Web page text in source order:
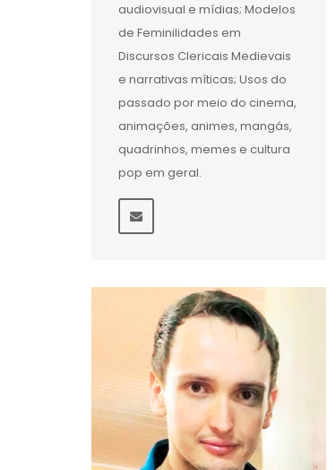
audiovisual e mídias; Modelos
de Feminilidades em
Discursos Clericais Medievais
e narrativas míticas; Usos do
passado por meio do cinema,
animações, animes, mangás,
quadrinhos, memes e cultura
pop em geral.